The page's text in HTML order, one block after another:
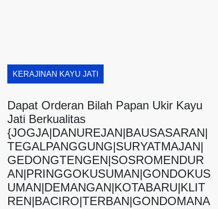
KERAJINAN KAYU JATI
Dapat Orderan Bilah Papan Ukir Kayu
Jati Berkualitas
{JOGJA|DANUREJAN|BAUSASARAN|
TEGALPANGGUNG|SURYATMAJAN|
GEDONGTENGEN|SOSROMENDUR
AN|PRINGGOKUSUMAN|GONDOKUS
UMAN|DEMANGAN|KOTABARU|KLIT
REN|BACIRO|TERBAN|GONDOMANA